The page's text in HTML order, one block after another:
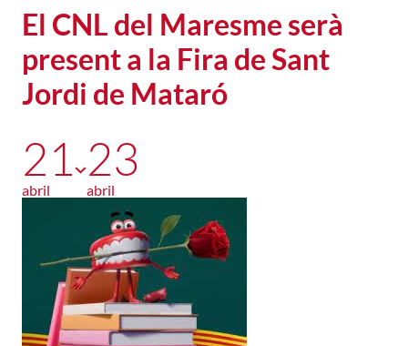
El CNL del Maresme serà
present a la Fira de Sant
Jordi de Mataró
21
abril
23
abril